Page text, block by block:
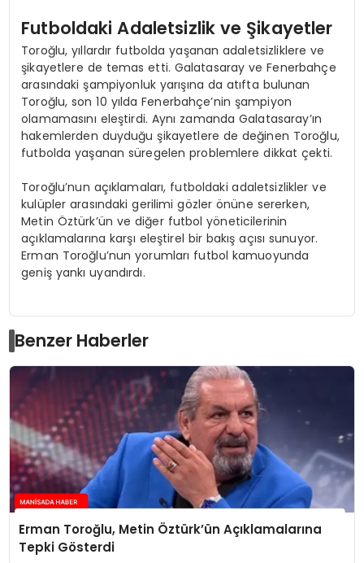
Futboldaki Adaletsizlik ve Şikayetler
Toroğlu, yıllardır futbolda yaşanan adaletsizliklere ve
şikayetlere de temas etti. Galatasaray ve Fenerbahçe
arasındaki şampiyonluk yarışına da atıfta bulunan
Toroğlu, son 10 yılda Fenerbahçe’nin şampiyon
olamamasını eleştirdi. Aynı zamanda Galatasaray’ın
hakemlerden duyduğu şikayetlere de değinen Toroğlu,
futbolda yaşanan süregelen problemlere dikkat çekti.
Toroğlu’nun açıklamaları, futboldaki adaletsizlikler ve
kulüpler arasındaki gerilimi gözler önüne sererken,
Metin Öztürk’ün ve diğer futbol yöneticilerinin
açıklamalarına karşı eleştirel bir bakış açısı sunuyor.
Erman Toroğlu’nun yorumları futbol kamuoyunda
geniş yankı uyandırdı.
Benzer Haberler
Erman Toroğlu, Metin Öztürk’ün Açıklamalarına
Tepki Gösterdi